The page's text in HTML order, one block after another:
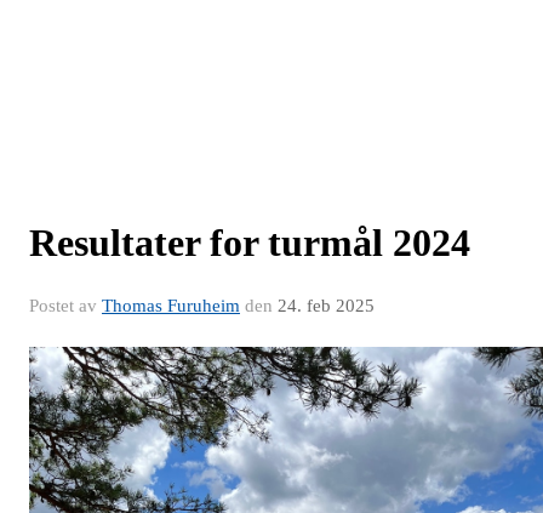
Resultater for turmål 2024
Postet av Thomas Furuheim den 24. feb 2025